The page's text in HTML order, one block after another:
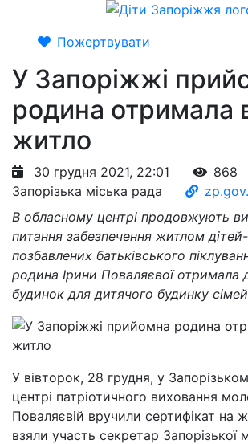
Пожертвувати
У Запоріжжі
родина отримала
житло
30 грудня 2021, 22:01 868
Запорізька міська рада
В обласному центрі продовжують
питання забезпечення житлом дітей-
позбавлених батьківського
родина Ірини Поваляєвої отримала
будинок для дитячого будинку
У вівторок, 28 грудня, у
центрі патріотичного виховання
Поваляєвій вручили сертифікат на
взяли участь секретар Запорізької